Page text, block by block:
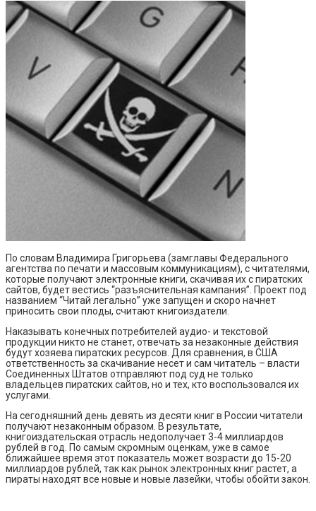
По словам Владимира Григорьева (замглавы Федерального
агентства по печати и массовым коммуникациям), с читателями,
которые получают электронные книги, скачивая их с пиратских
сайтов, будет вестись “разъяснительная кампания”. Проект под
названием “Читай легально” уже запущен и скоро начнет
приносить свои плоды, считают книгоиздатели.
Наказывать конечных потребителей аудио- и текстовой
продукции никто не станет, отвечать за незаконные действия
будут хозяева пиратских ресурсов. Для сравнения, в США
ответственность за скачивание несет и сам читатель – власти
Соединенных Штатов отправляют под суд не только
владельцев пиратских сайтов, но и тех, кто воспользовался их
услугами.
На сегодняшний день девять из десяти книг в России читатели
получают незаконным образом. В результате,
книгоиздательская отрасль недополучает 3-4 миллиардов
рублей в год. По самым скромным оценкам, уже в самое
ближайшее время этот показатель может возрасти до 15-20
миллиардов рублей, так как рынок электронных книг растет, а
пираты находят все новые и новые лазейки, чтобы обойти закон.